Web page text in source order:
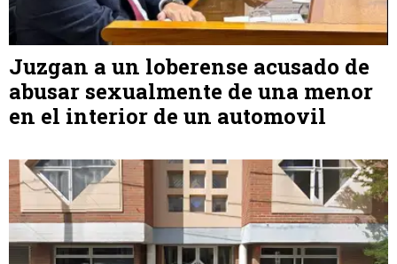
Juzgan a un loberense acusado de
abusar sexualmente de una menor
en el interior de un automovil